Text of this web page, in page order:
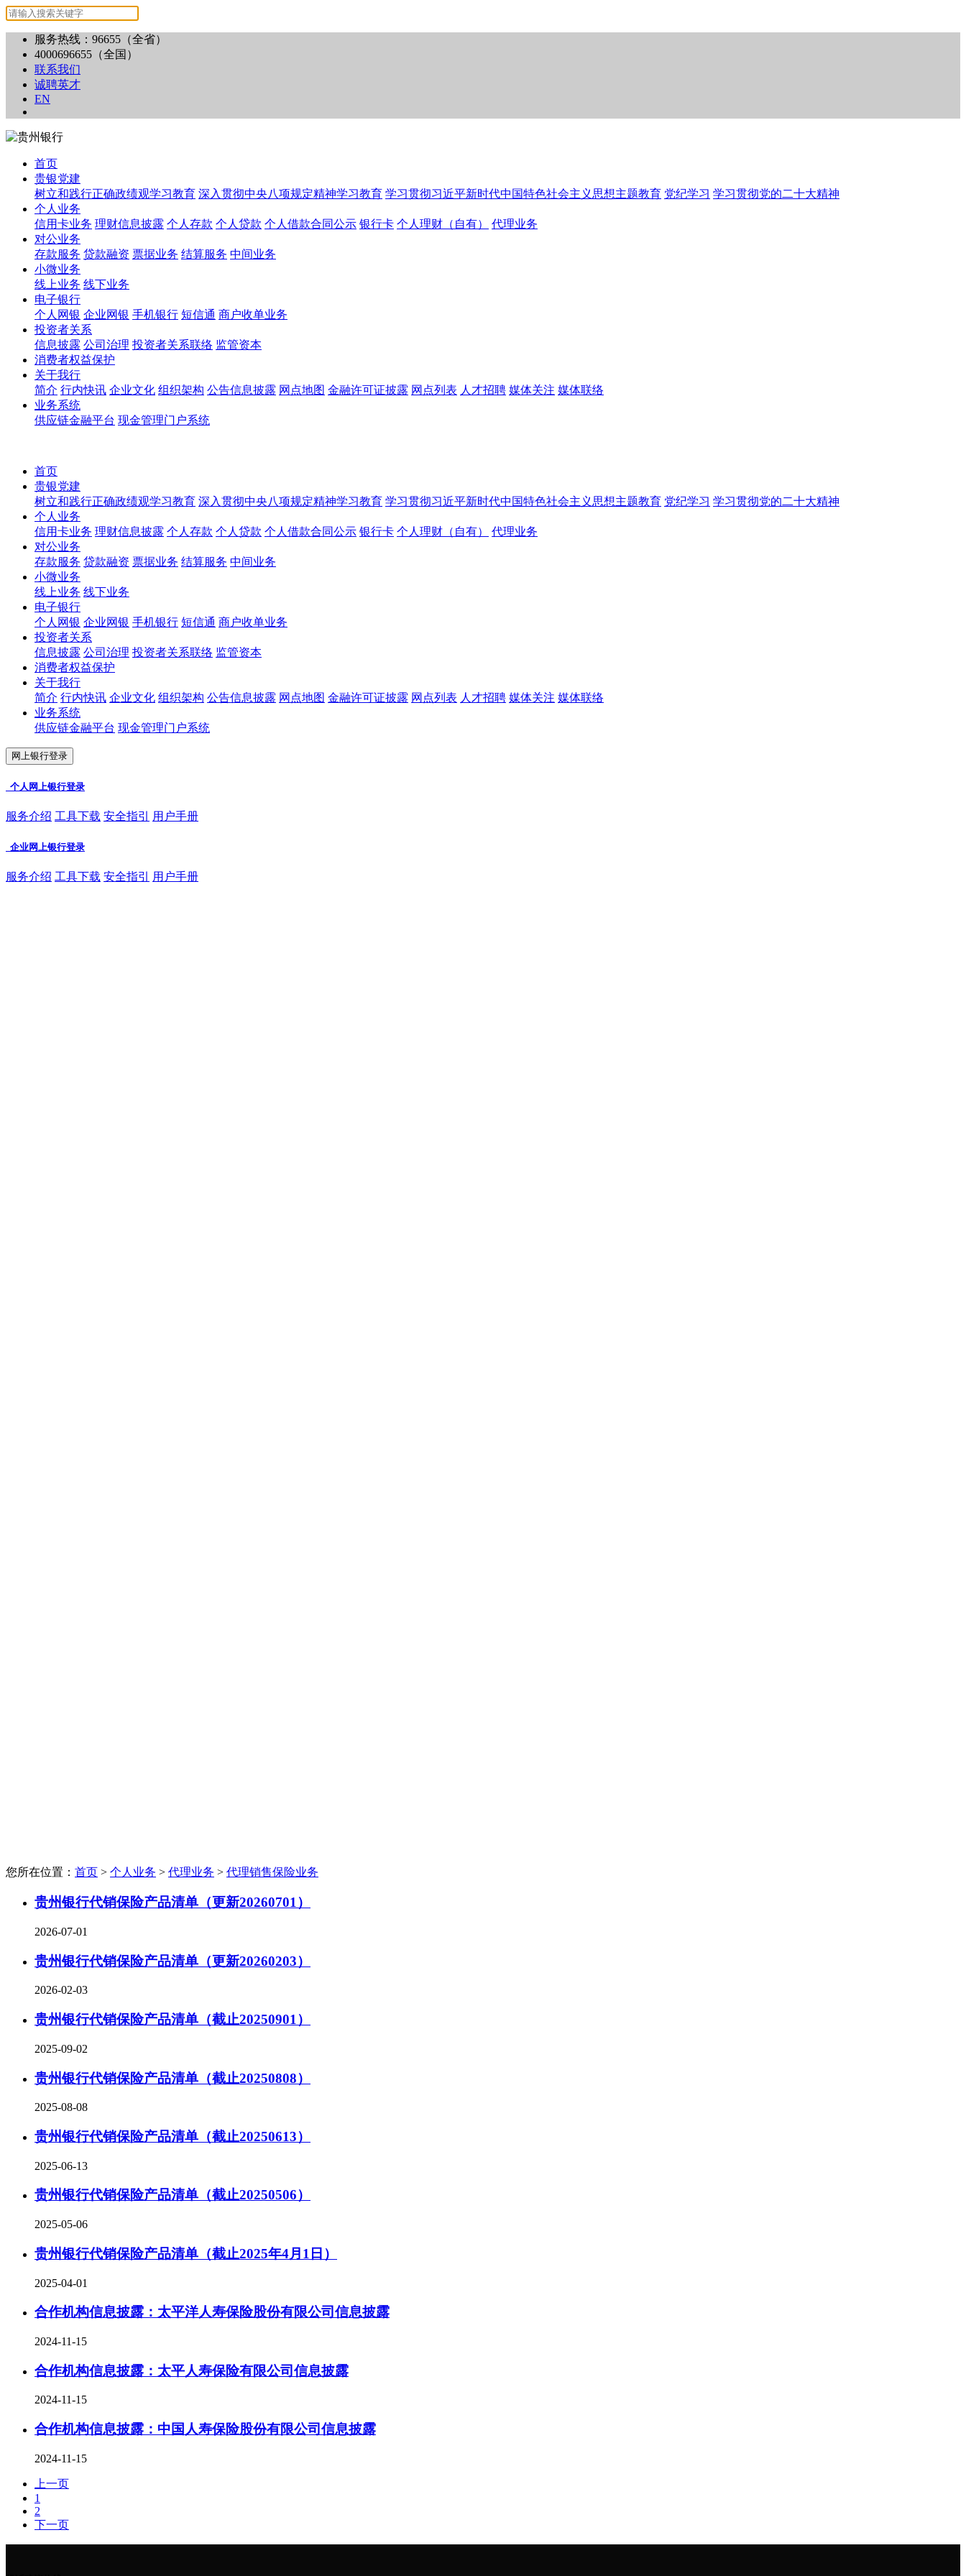
服务热线：96655（全省）
4000696655（全国）
联系我们
诚聘英才
EN
首页
贵银党建
树立和践行正确政绩观学习教育 深入贯彻中央八项规定精神学习教育 学习贯彻习近平新时代中国特色社会主义思想主题教育 党纪学习 学习贯彻党的二十大精神
个人业务
信用卡业务 理财信息披露 个人存款 个人贷款 个人借款合同公示 银行卡 个人理财（自有）
代理业务
对公业务
存款服务 贷款融资 票据业务 结算服务 中间业务
小微业务
线上业务 线下业务
电子银行
个人网银 企业网银 手机银行 短信通 商户收单业务
投资者关系
信息披露 公司治理 投资者关系联络 监管资本
消费者权益保护
关于我行
简介 行内快讯 企业文化 组织架构 公告信息披露 网点地图 金融许可证披露 网点列表 人才招聘 媒体关注 媒体联络
业务系统
供应链金融平台 现金管理门户系统
首页
贵银党建
树立和践行正确政绩观学习教育 深入贯彻中央八项规定精神学习教育 学习贯彻习近平新时代中国特色社会主义思想主题教育 党纪学习 学习贯彻党的二十大精神
个人业务
信用卡业务 理财信息披露 个人存款 个人贷款 个人借款合同公示 银行卡 个人理财（自有）
代理业务
对公业务
存款服务 贷款融资 票据业务 结算服务 中间业务
小微业务
线上业务 线下业务
电子银行
个人网银 企业网银 手机银行 短信通 商户收单业务
投资者关系
信息披露 公司治理 投资者关系联络 监管资本
消费者权益保护
关于我行
简介 行内快讯 企业文化 组织架构 公告信息披露 网点地图 金融许可证披露 网点列表 人才招聘 媒体关注 媒体联络
业务系统
供应链金融平台 现金管理门户系统
网上银行登录
个人网上银行登录
服务介绍 工具下载 安全指引 用户手册
企业网上银行登录
服务介绍 工具下载 安全指引 用户手册
您所在位置： 首页 > 个人业务 > 代理业务 > 代理销售保险业务
贵州银行代销保险产品清单（更新20260701）
2026-07-01
贵州银行代销保险产品清单（更新20260203）
2026-02-03
贵州银行代销保险产品清单（截止20250901）
2025-09-02
贵州银行代销保险产品清单（截止20250808）
2025-08-08
贵州银行代销保险产品清单（截止20250613）
2025-06-13
贵州银行代销保险产品清单（截止20250506）
2025-05-06
贵州银行代销保险产品清单（截止2025年4月1日）
2025-04-01
合作机构信息披露：太平洋人寿保险股份有限公司信息披露
2024-11-15
合作机构信息披露：太平人寿保险有限公司信息披露
2024-11-15
合作机构信息披露：中国人寿保险股份有限公司信息披露
2024-11-15
上一页
1
2
下一页